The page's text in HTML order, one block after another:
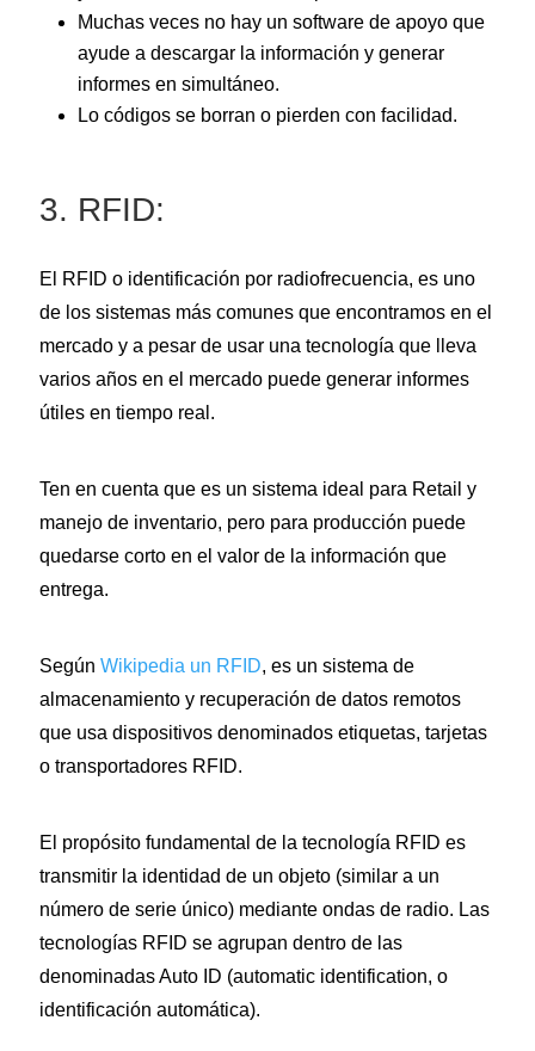
Muchas veces no hay un software de apoyo que
ayude a descargar la información y generar
informes en simultáneo.
Lo códigos se borran o pierden con facilidad.
3. RFID:
El RFID o identificación por radiofrecuencia, es uno
de los sistemas más comunes que encontramos en el
mercado y a pesar de usar una tecnología que lleva
varios años en el mercado puede generar informes
útiles en tiempo real.
Ten en cuenta que es un sistema ideal para Retail y
manejo de inventario, pero para producción puede
quedarse corto en el valor de la información que
entrega.
Según Wikipedia un RFID, es un sistema de
almacenamiento y recuperación de datos remotos
que usa dispositivos denominados etiquetas, tarjetas
o transportadores RFID.
El propósito fundamental de la tecnología RFID es
transmitir la identidad de un objeto (similar a un
número de serie único) mediante ondas de radio. Las
tecnologías RFID se agrupan dentro de las
denominadas Auto ID (automatic identification, o
identificación automática).